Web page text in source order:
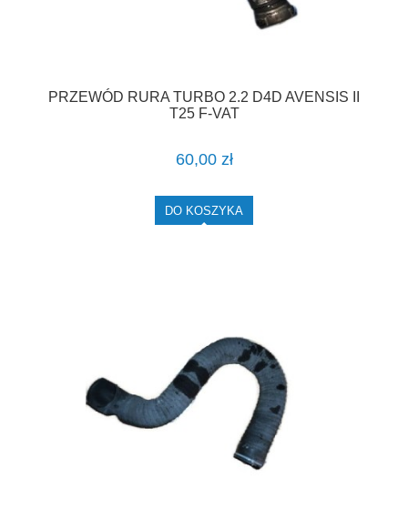
PRZEWÓD RURA TURBO 2.2 D4D AVENSIS II
T25 F-VAT
60,00 zł
DO KOSZYKA